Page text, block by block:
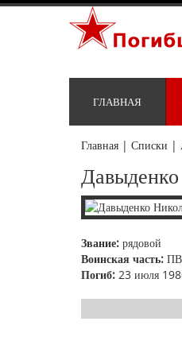
ГЛАВНАЯ
Главная | Списки |
Звание: рядовой
Воинская часть: ПВ
Погиб: 23 июля